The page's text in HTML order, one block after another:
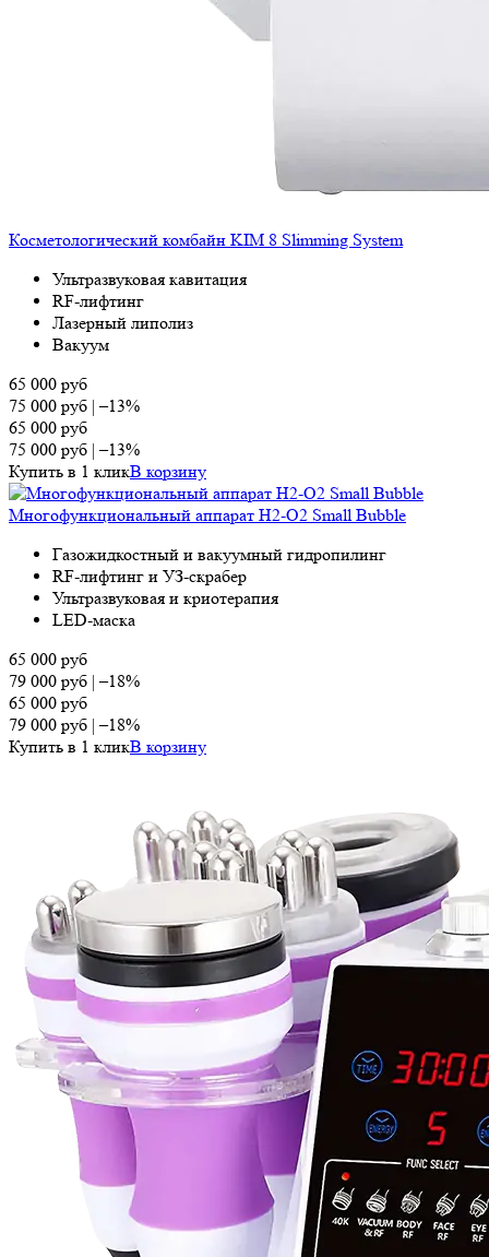
Косметологический комбайн KIM 8 Slimming System
Ультразвуковая кавитация
RF-лифтинг
Лазерный липолиз
Вакуум
65 000 руб
75 000 руб |–13%
65 000 руб
75 000 руб |–13%
Купить в 1 кликВ корзину
Многофункциональный аппарат H2-O2 Small Bubble
Газожидкостный и вакуумный гидропилинг
RF-лифтинг и УЗ-скрабер
Ультразвуковая и криотерапия
LED-маска
65 000 руб
79 000 руб |–18%
65 000 руб
79 000 руб |–18%
Купить в 1 кликВ корзину